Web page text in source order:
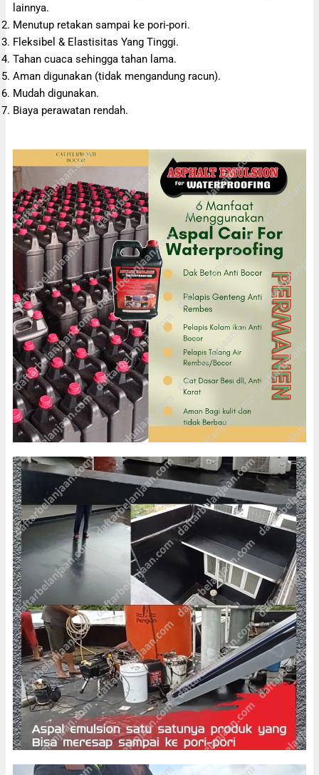
lainnya.
Menutup retakan sampai ke pori-pori.
Fleksibel & Elastisitas Yang Tinggi.
Tahan cuaca sehingga tahan lama.
Aman digunakan (tidak mengandung racun).
Mudah digunakan.
Biaya perawatan rendah.